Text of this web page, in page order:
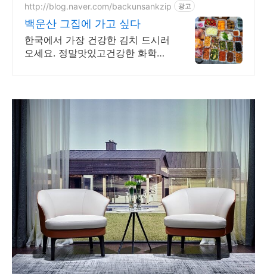
http://blog.naver.com/backunsankzip 광고
백운산 그집에 가고 싶다
한국에서 가장 건강한 김치 드시러
오세요. 정말맛있고건강한 화학조